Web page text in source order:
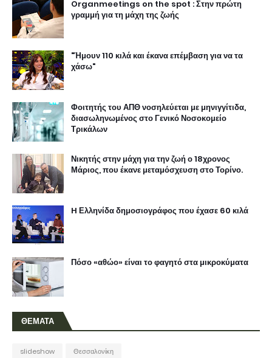
Organmeetings on the spot : Στην πρώτη
γραμμή για τη μάχη της ζωής
"Ήμουν 110 κιλά και έκανα επέμβαση για να τα
χάσω"
Φοιτητής του ΑΠΘ νοσηλεύεται με μηνιγγίτιδα,
διασωληνωμένος στο Γενικό Νοσοκομείο
Τρικάλων
Νικητής στην μάχη για την ζωή ο 18χρονος
Μάριος, που έκανε μεταμόσχευση στο Τορίνο.
H Ελληνίδα δημοσιογράφος που έχασε 60 κιλά
Πόσο «αθώο» είναι το φαγητό στα μικροκύματα
ΘΕΜΑΤΑ
slideshow Θεσσαλονίκη